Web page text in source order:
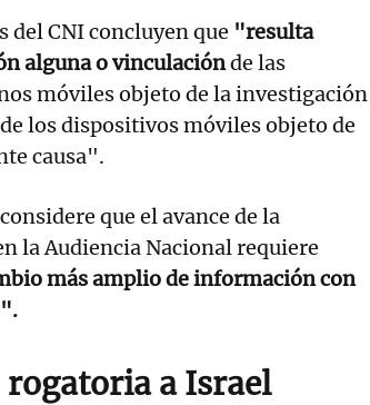
del CNI concluyen que "resulta
alguna o vinculaciónde las
móviles objeto de la investigación
los dispositivos móviles objeto de
causa".
que el avance de la
la Audiencia Nacional requiere
más amplio de información con
a Israel